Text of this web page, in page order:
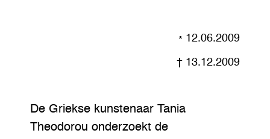
12.06.2009
13.12.2009
De Griekse kunstenaar Tania
Theodorou onderzoekt de